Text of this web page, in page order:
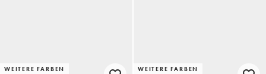
WEITERE FARBEN WEITERE FARBEN